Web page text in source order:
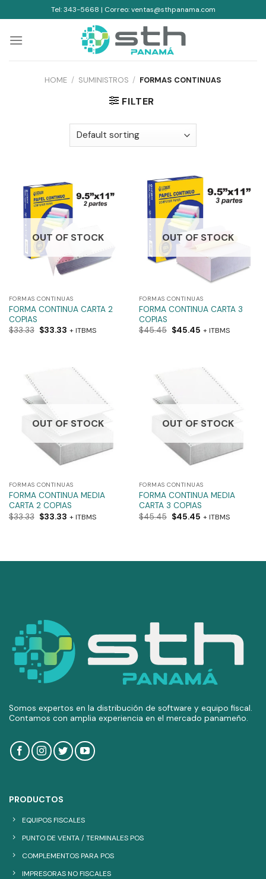
to
content
Tel: 343-5668 | Correo: ventas@sthpanama.com
HOME / SUMINISTROS / FORMAS CONTINUAS
FILTER
OUT OF STOCK
FORMAS CONTINUAS
FORMA CONTINUA CARTA 2
COPIAS
$33.33 $33.33 + ITBMS
OUT OF STOCK
FORMAS CONTINUAS
FORMA CONTINUA CARTA 3
COPIAS
$45.45 $45.45 + ITBMS
OUT OF STOCK
FORMAS CONTINUAS
FORMA CONTINUA MEDIA
CARTA 2 COPIAS
$33.33 $33.33 + ITBMS
OUT OF STOCK
FORMAS CONTINUAS
FORMA CONTINUA MEDIA
CARTA 3 COPIAS
$45.45 $45.45 + ITBMS
Somos expertos en la distribución de software y equipo fiscal.
Contamos con amplia experiencia en el mercado panameño.
PRODUCTOS
EQUIPOS FISCALES
PUNTO DE VENTA / TERMINALES POS
COMPLEMENTOS PARA POS
IMPRESORAS NO FISCALES